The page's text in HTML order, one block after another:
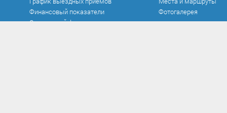
Финансовый показатели
Социальный фонд
Фотогалерея